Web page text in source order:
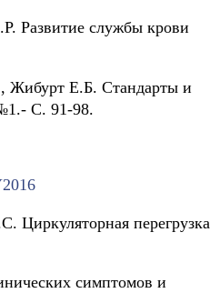
Развитие службы крови
Е.Б. Стандарты и
С. 91-98.
перегрузка
симптомов и